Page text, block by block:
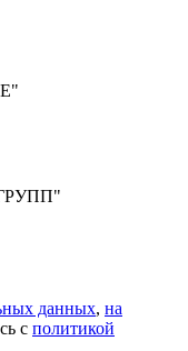
данных, на
с политикой